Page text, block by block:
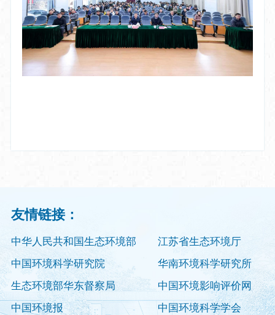
友情链接：
中华人民共和国生态环境部
江苏省生态环境厅
中国环境科学研究院
华南环境科学研究所
生态环境部华东督察局
中国环境影响评价网
中国环境报
中国环境科学学会